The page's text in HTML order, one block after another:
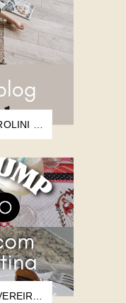
POR QUE O BLOG KAROLINI BARBARA NASCEU?
#PHOTODUMP DE FEVEREIRO: VOLTANDO COM TUDO NA ROTINA